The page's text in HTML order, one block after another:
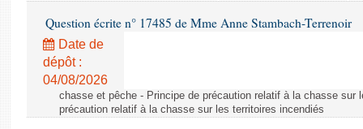
Question écrite n° 17485 de Mme Anne Stambach-Terrenoir
Date de
dépôt :
04/08/2026
chasse et pêche - Principe de précaution relatif à la chasse sur
précaution relatif à la chasse sur les territoires incendiés